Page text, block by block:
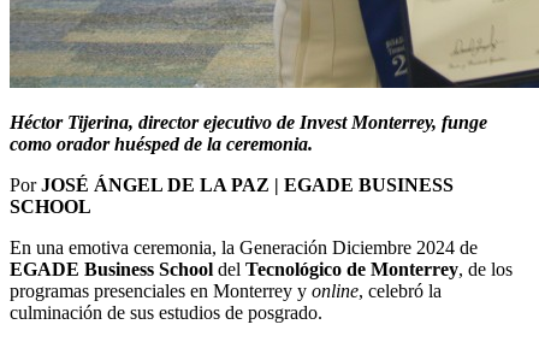
Héctor Tijerina, director ejecutivo de Invest Monterrey, funge
como orador huésped de la ceremonia.
PorJOSÉ ÁNGEL DE LA PAZ | EGADE BUSINESS
SCHOOL
En una emotiva ceremonia, la Generación Diciembre 2024 de
EGADE Business School del Tecnológico de Monterrey, de los
programas presenciales en Monterrey y online, celebró la
culminación de sus estudios de posgrado.